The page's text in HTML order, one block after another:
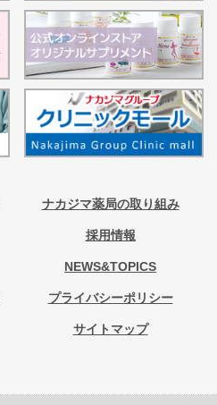
ナカジマ薬局の取り組み
採用情報
NEWS&TOPICS
プライバシーポリシー
サイトマップ